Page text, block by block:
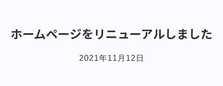
ホームページをリニューアルしました
2021年11月12日